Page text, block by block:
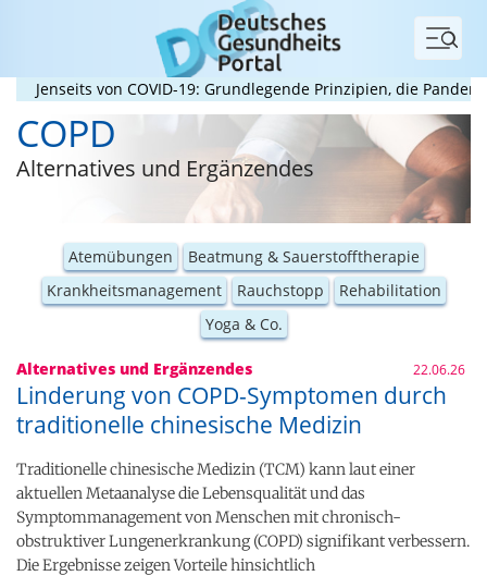
Menü
von COVID-19: Grundlegende Prinzipien, die Pandemien
COPD
Alternatives und Ergänzendes
Atemübungen
Beatmung & Sauerstofftherapie
Krankheitsmanagement
Rauchstopp
Rehabilitation
Yoga & Co.
Alternatives und Ergänzendes 22.06.26
Linderung von COPD-Symptomen durch
traditionelle chinesische Medizin
Traditionelle chinesische Medizin (TCM) kann laut einer
aktuellen Metaanalyse die Lebensqualität und das
Symptommanagement von Menschen mit chronisch-
obstruktiver Lungenerkrankung (COPD) signifikant verbessern.
Die Ergebnisse zeigen Vorteile hinsichtlich